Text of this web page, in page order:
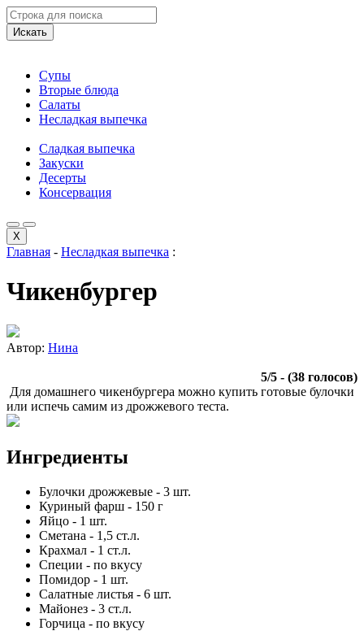
Искать
Супы
Вторые блюда
Салаты
Несладкая выпечка
Сладкая выпечка
Закуски
Десерты
Консервация
X
Главная - Несладкая выпечка :
Чикенбургер
Автор: Нина
5/5 - (38 голосов)
Для домашнего чикенбургера можно купить готовые булочки
или испечь самим из дрожжевого теста.
Ингредиенты
Булочки дрожжевые - 3 шт.
Куриный фарш - 150 г
Яйцо - 1 шт.
Сметана - 1,5 ст.л.
Крахмал - 1 ст.л.
Специи - по вкусу
Помидор - 1 шт.
Салатные листья - 6 шт.
Майонез - 3 ст.л.
Горчица - по вкусу